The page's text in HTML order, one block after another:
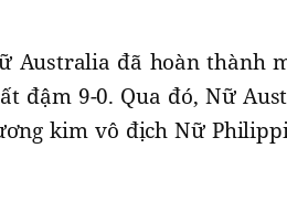
Australia đã hoàn thành
đậm 9-0. Qua đó, Nữ
kim vô địch Nữ